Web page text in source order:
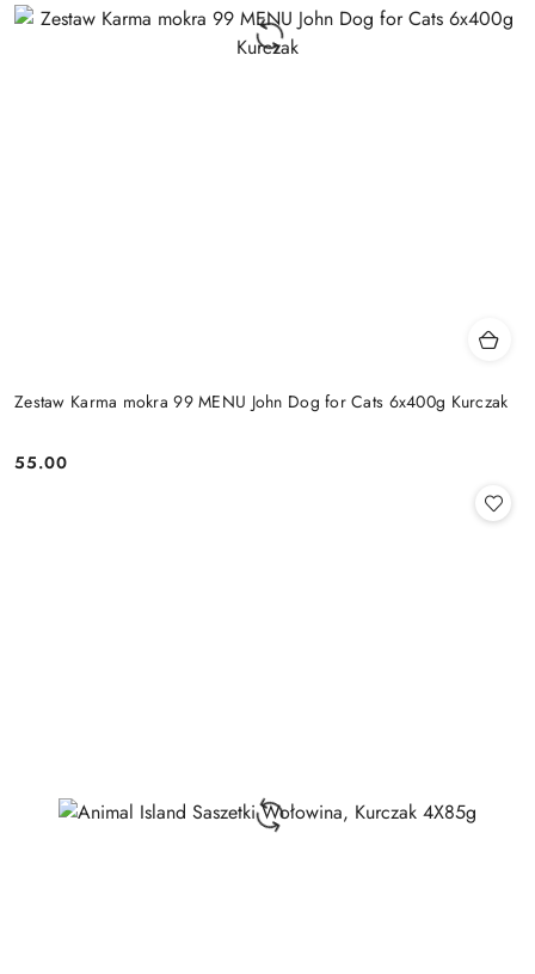
Zestaw Karma mokra 99 MENU John Dog for Cats 6x400g Kurczak
Cena:
55.00